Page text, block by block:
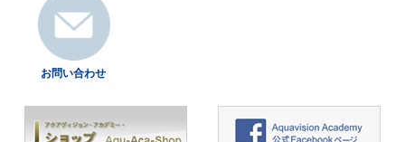
お問い合わせ